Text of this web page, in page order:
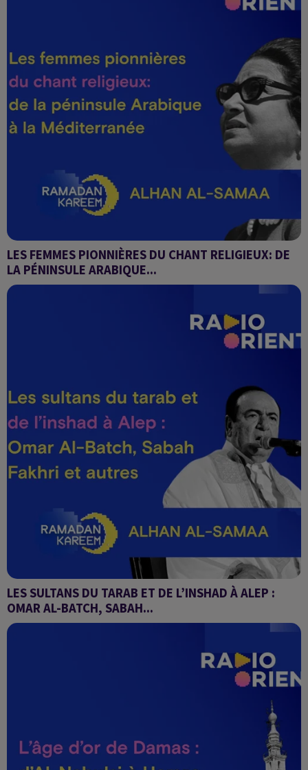
LES FEMMES PIONNIÈRES DU CHANT RELIGIEUX: DE
LA PÉNINSULE ARABIQUE...
Alhan Al-Samaa
LES SULTANS DU TARAB ET DE L’INSHAD À ALEP :
OMAR AL-BATCH, SABAH...
Alhan Al-Samaa